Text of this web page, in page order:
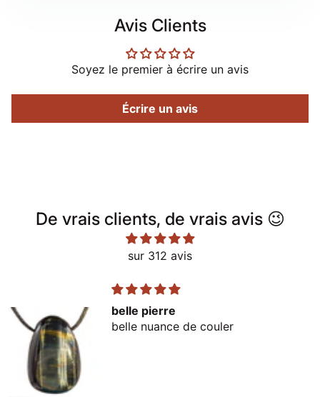
Avis Clients
Soyez le premier à écrire un avis
Écrire un avis
De vrais clients, de vrais avis 😉
sur 312 avis(le lien s'ouvre dans
belle pierre
belle nuance de couler